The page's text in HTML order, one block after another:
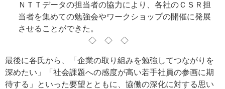
ＮＴＴデータの担当者の協力により、各社のＣＳＲ担
当者を集めての勉強会やワークショップの開催に発展
させることができた。
◇◇◇
最後に各氏から、「企業の取り組みを勉強してつながりを
深めたい」「社会課題への感度が高い若手社員の参画に期
待する」といった要望とともに、協働の深化に対する思い